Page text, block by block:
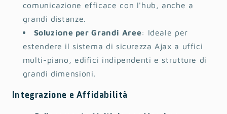
comunicazione efficace con l'hub, anche a
grandi distanze.
Soluzione per Grandi Aree: Ideale per
estendere il sistema di sicurezza Ajax a uffici
multi-piano, edifici indipendenti e strutture di
grandi dimensioni.
Integrazione e Affidabilità